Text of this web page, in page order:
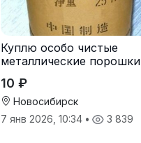
Куплю особо чистые
металлические порошки
10 ₽
Новосибирск
7 янв 2026, 10:34 • 3 839